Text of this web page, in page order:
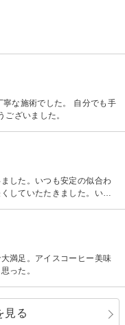
さい。私達と一緒に解決し
ます。ファミリーマートさん
ロンがございます。
な施術でした。 自分でも手
ざいました。
した。いつも安定の似合わ
していたたきました。いつ
満足。アイスコーヒー美味
った。
見る